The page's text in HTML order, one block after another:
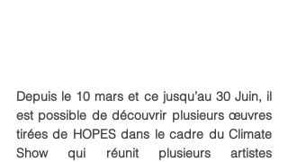
Depuis le 10 mars et ce jusqu’au 30 Juin, il
est possible de découvrir plusieurs œuvres
tirées de HOPES dans le cadre du Climate
Show qui réunit plusieurs artistes